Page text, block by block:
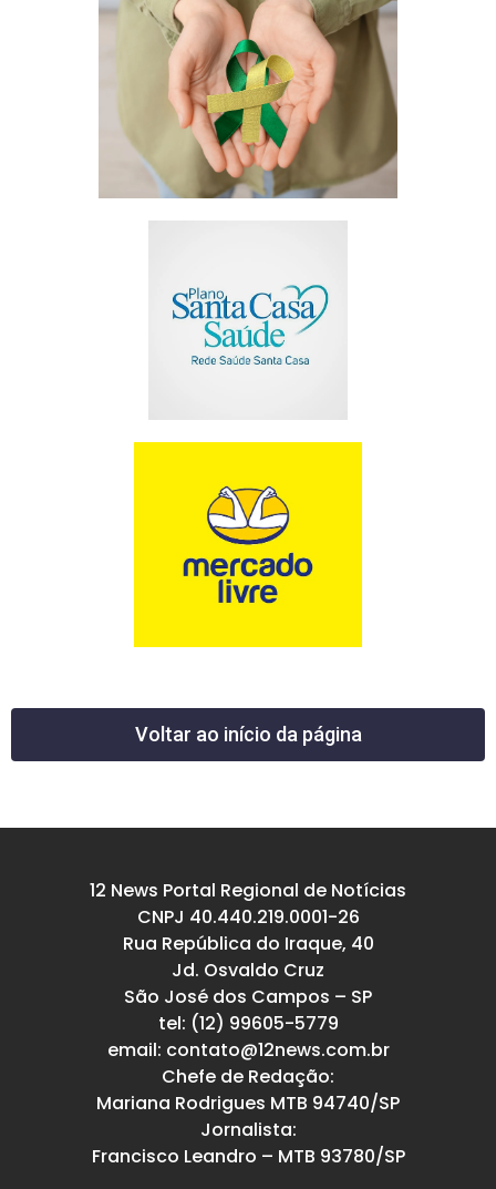
Voltar ao início da página
12 News Portal Regional de Notícias
CNPJ 40.440.219.0001-26
Rua República do Iraque, 40
Jd. Osvaldo Cruz
São José dos Campos – SP
tel: (12) 99605-5779
email: contato@12news.com.br
Chefe de Redação:
Mariana Rodrigues MTB 94740/SP
Jornalista:
Francisco Leandro – MTB 93780/SP